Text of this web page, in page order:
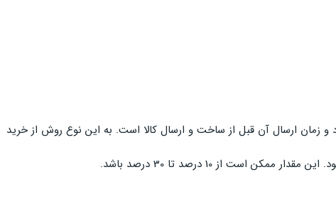
زمان ارسال آن قبل از ساخت و ارسال کالا است. به این نوع روش از خرید
از 10 درصد تا 30 درصد باشد.